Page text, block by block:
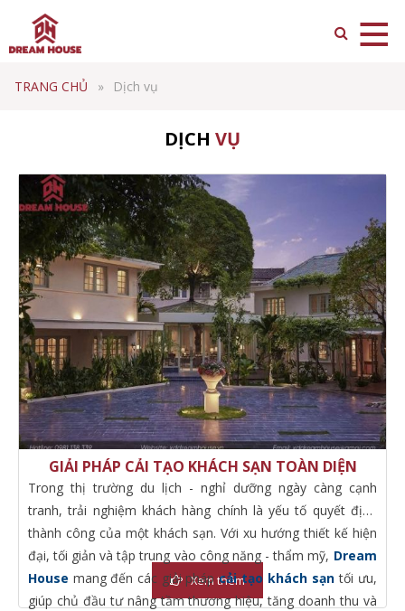
TRANG CHỦ Dịch vụ
DỊCH VỤ
GIẢI PHÁP CẢI TẠO KHÁCH SẠN TOÀN DIỆN
Trong thị trường du lịch - nghỉ dưỡng ngày càng cạnh
tranh, trải nghiệm khách hàng chính là yếu tố quyết định
thành công của một khách sạn. Với xu hướng thiết kế hiện
đại, tối giản và tập trung vào công năng - thẩm mỹ, Dream
House mang đến các giải phápcải tạo khách sạn tối ưu,
giúp chủ đầu tư nâng tầm thương hiệu, tăng doanh thu và
Xem thêm